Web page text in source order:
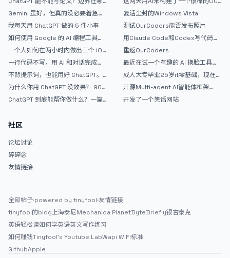
Gemini 虽好，但真的没必要着急放
弃 ChatGPT
我每天用 ChatGPT 做的 5 件小事
如何使用 Google 的 AI 编程工具
AntiGravity：独立开发者的新时代
武器
一个人如何在两小时内做出三个 iOS
APP？｜AntiGravity + Gemini 3 实
战完整记录
一行代码不写，用 AI 和对话完成一
个完整网站：《图书天堂》实战记录
不背提示词，也能用好 ChatGPT。
一个万能提问模板
为什么你用 ChatGPT 没效果？ 90%
的人第一步就问错了
ChatGPT 到底能帮你做什么？一篇
论坛精华区
复活尘封的Windows Vista
测试OurCoders能否发布照片
用Claude Code和Codex写代码真
的爽，但是App怎么挣钱还是很难啊
重返OurCoders
最近在试一个有趣的 AI 换脸工具，
效果挺不错
成人大专毕业25岁it零基础，现在想
考软件设计师，有什么好的建议吗，
谢谢！
开源Multi-agent AI智能体框架
aevatar.ai，欢迎大家贡献代码
开发了一个笑话网站
社区
论坛讨论
碎碎念
友情链接
全部帖子·powered by tinyfool·友情链接
tinyfool的blog上海泰尼Mechanica PlanetByteBriefly银杏泰克
英语轻松读如何学英语英文写作练习
如何赚钱Tinyfool's Youtube LabWapi WIFI标准
GithubApple